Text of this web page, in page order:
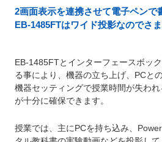
2画面表示を連携させて電子ペンで
EB-1485FTはワイド投影なのでさ
EB-1485FTとインターフェースボッ
る事により、機器の立ち上げ、PCと
機器セッティングで授業時間が失わ
が十分に確保できます。
授業では、主にPCを持ち込み、